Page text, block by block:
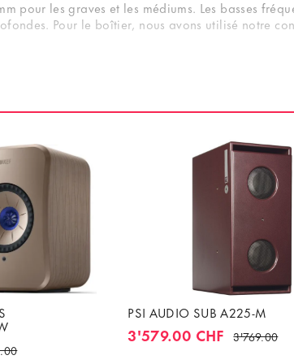
pour les graves et les médiums. Les basses
Pour le boîtier, nous avons utilisé notre
PSI AUDIO SUB A225-M
3'579.00 CHF 3'769.00